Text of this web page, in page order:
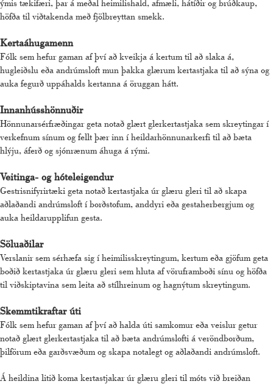
ýmis tækifæri, þar á meðal heimilishald, afmæli, hátíðir og brúðkaup,
höfða til viðtakenda með fjölbreyttan smekk.
Kertaáhugamenn
Fólk sem hefur gaman af því að kveikja á kertum til að slaka á,
hugleiðslu eða andrúmsloft mun þakka glærum kertastjaka til að sýna og
auka fegurð uppáhalds kertanna á öruggan hátt.
Innanhússhönnuðir
Hönnunarsérfræðingar geta notað glært glerkertastjaka sem skreytingar í
verkefnum sínum og fellt þær inn í heildarhönnunarkerfi til að bæta
hlýju, áferð og sjónrænum áhuga á rými.
Veitinga- og hóteleigendur
Gestrisnifyrirtæki geta notað kertastjaka úr glæru gleri til að skapa
aðlaðandi andrúmsloft í borðstofum, anddyri eða gestaherbergjum og
auka heildarupplifun gesta.
Söluaðilar
Verslanir sem sérhæfa sig í heimilisskreytingum, kertum eða gjöfum geta
boðið kertastjaka úr glæru gleri sem hluta af vöruframboði sínu og höfða
til viðskiptavina sem leita að stílhreinum og hagnýtum skreytingum.
Skemmtikraftar úti
Fólk sem hefur gaman af því að halda úti samkomur eða veislur getur
notað glært glerkertastjaka til að bæta andrúmslofti á veröndborðum,
þilförum eða garðsvæðum og skapa notalegt og aðlaðandi andrúmsloft.
Á heildina litið koma kertastjakar úr glæru gleri til móts við breiðan